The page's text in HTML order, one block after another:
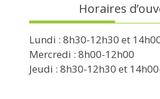
Horaires
Lundi : 8h30-12h30 et
Mercredi : 8h00-12h00
Jeudi : 8h30-12h30 et